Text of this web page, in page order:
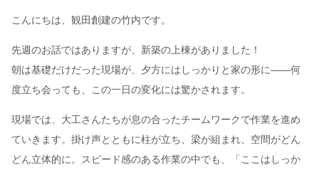
こんにちは、観田創建の竹内です。
先週のお話ではありますが、新築の上棟がありました！
朝は基礎だけだった現場が、夕方にはしっかりと家の形に――何
度立ち会っても、この一日の変化には驚かされます。
現場では、大工さんたちが息の合ったチームワークで作業を進め
ていきます。掛け声とともに柱が立ち、梁が組まれ、空間がどん
どん立体的に。スピード感のある作業の中でも、「ここはしっか